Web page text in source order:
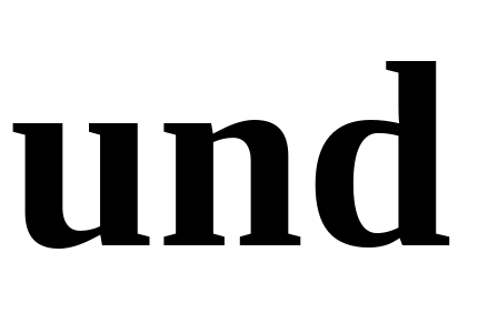
und